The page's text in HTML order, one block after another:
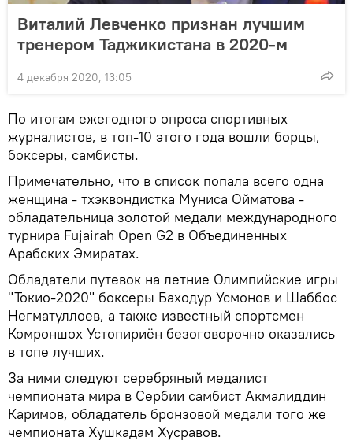
Виталий Левченко признан лучшим
тренером Таджикистана в 2020-м
4 декабря 2020, 13:05
По итогам ежегодного опроса спортивных
журналистов, в топ-10 этого года вошли борцы,
боксеры, самбисты.
Примечательно, что в список попала всего одна
женщина - тхэквондистка Муниса Ойматова -
обладательница золотой медали международного
турнира Fujairah Open G2 в Объединенных
Арабских Эмиратах.
Обладатели путевок на летние Олимпийские игры
"Токио-2020" боксеры Баходур Усмонов и Шаббос
Негматуллоев, а также известный спортсмен
Комроншох Устопириён безоговорочно оказались
в топе лучших.
За ними следуют серебряный медалист
чемпионата мира в Сербии самбист Акмалиддин
Каримов, обладатель бронзовой медали того же
чемпионата Хушкадам Хусравов.